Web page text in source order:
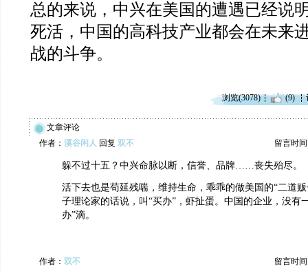
总的来说，中兴在美国的遭遇已经说
死活，中国的高科技产业都会在未来
战的斗争。
浏览(3078) (9)
文章评论
作者： 溪谷闲人 回复 双不 留言时间
躲不过十五？中兴命脉以断，信誉、品牌……丧失殆尽。
活下去也是苟延残喘，维持生命，乖乖的做美国的“二道
子理论家的话说，叫“买办”，虾扯蛋。中国的企业，没有
办”滴。
作者： 双不 留言时间